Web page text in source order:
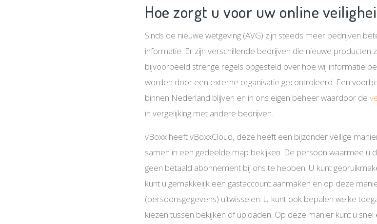
Hoe zorgt u voor uw online
Sinds de nieuwe wetgeving (AVG) zijn steeds meer bedrijven
informatie. Er zijn verschillende bedrijven die nieuwe producten
bijvoorbeeld strenge regels opgesteld over hoe wij informatie
worden door een externe organisatie gecontroleerd. Een
binnen Nederland blijven en in ons eigen beheer waardoor de
in vergelijking met andere bedrijven.
vBoxx heeft vBoxxCloud, deze heeft een bijzonder veilige
samen in een gedeelde map bekijken. De persoon waarmee u
geen betaald abonnement bij ons te hebben. U kunt
kunt u gemakkelijk een gastaccount aanmaken en op deze
(persoonsgegevens) uitwisselen. U kunt ook bepalen welke
kiezen tussen bekijken of uploaden. Op deze manier kunt u